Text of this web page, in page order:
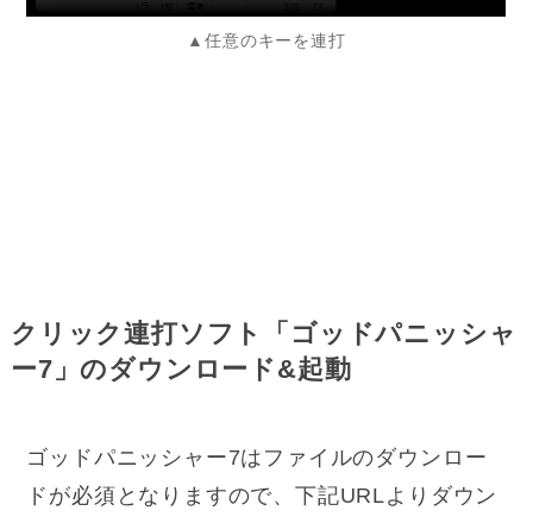
▲任意のキーを連打
クリック連打ソフト「ゴッドパニッシャ
ー7」のダウンロード&起動
ゴッドパニッシャー7はファイルのダウンロー
ドが必須となりますので、下記URLよりダウン